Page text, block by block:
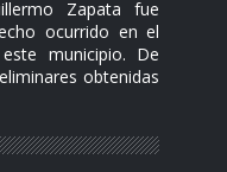
Zapata fue
ocurrido en el
municipio. De
obtenidas